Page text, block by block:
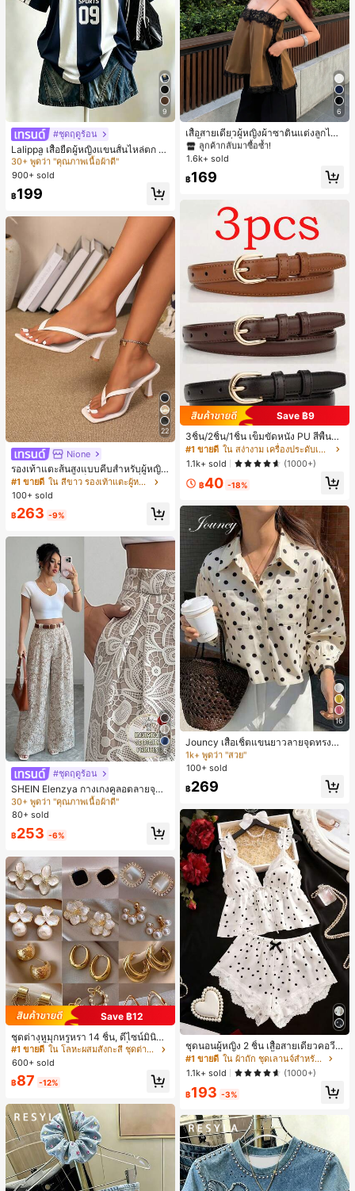
9
#ชุดฤดูร้อน
Lalippa เสื้อยืดผู้หญิงแขนสั้นไหล่ตก ค
อวีปกเสื้อ ลายพิมพ์ดิจิทัลลายทาง สไตล์
สปอร์ตแฟชั่นมินิมอล ของขวัญสำหรับเ
พื่อน
#1 ขายดี ใน หลากสี เสื้อยืดผู้หญิง
30+ พูดว่า "คุณภาพเนื้อผ้าดี"
#1 ขายดี ใน หลากสี เสื้อยืดผู้หญิง
30+ พูดว่า "คุณภาพเนื้อผ้าดี"
#1 ขายดี ใน หลากสี เสื้อยืดผู้หญิง
30+ พูดว่า "คุณภาพเนื้อผ้าดี"
#1 ขายดี
900+ sold
฿199
22
Nione
รองเท้าแตะส้นสูงแบบคีบสำหรับผู้หญิง
สไตล์คลาสสิก สีบล็อก สไตล์แฟรี่ฤดูร้อ
น ส้นเข็ม รองเท้าแตะแบบคีบ รองเท้าแ
ตะชายหาดแฟชั่นสายไขว้ รองเท้าผู้ห
ญิง สำหรับออฟฟิศ บ้าน กลางแจ้ง ดีไซ
น์หัวเหลี่ยม ชิคและหรูหรา สำหรับเดทไ
นท์
#1 ขายดี
ใน สีขาว รองเท้าแตะผู้หญิง
100+ sold
฿263 -9%
5
#ชุดฤดูร้อน
SHEIN Elenzya กางเกงคูลอตลายจุดเ
อวสูงแบบใหม่สำหรับฤดูใบไม้ผลิ/ฤดูร้อ
น, สไตล์หรูหราเหมาะสำหรับใส่ในชีวิต
ทจสำหรับฤดูรับปริญญา, เทศกาลดนตร
#4 ขายดี
ใน หลากสี กางเกงลำลอง
30+ พูดว่า "คุณภาพเนื้อผ้าดี"
#4 ขายดี ใน หลากสี กางเกงลำลอง
30+ พูดว่า "คุณภาพเนื้อผ้าดี"
#4 ขายดี ใน หลากสี กางเกงลำลอง
30+ พูดว่า "คุณภาพเนื้อผ้าดี"
#4 ขายดี
ใน หลากสี กางเกงลำลอง
80+ sold
฿253 -6%
Save ฿12
ชุดต่างหูมุกหรูหรา 14 ชิ้น, ดีไซน์มินิมอ
ลใหม่ที่เป็นเอกลักษณ์ ต่างหูที่สง่างาม
สำหรับผู้หญิง, ของขวัญสำหรับเธอ
#1 ขายดี
ใน โลหะผสมสังกะสี ชุดต่างหูผู้หญิง
600+ sold
฿87 -12%
6
เสื้อสายเดี่ยวผู้หญิงผ้าซาตินแต่งลูกไม้
- เสื้อสายเดี่ยวฤดูร้อนสีคากีมีรอยผ่าด้า
นข้างที่น่าดึงดูดแบบสบายๆ
#1 ขายดี
ใน สีกากี เสื้อสตรี เสื้อเบลาส์ & Tee
ลูกค้ากลับมาซื้อซ้ำ!
100+ พูดว่า "ไม่มีกลิ่น"
#1 ขายดี
ลูกค้ากลับมาซื้อซ้ำ!
100+ พูดว่า "ไม่มีกลิ่น"
#1 ขายดี
ลูกค้ากลับมาซื้อซ้ำ!
100+ พูดว่า "ไม่มีกลิ่น"
#1 ขายดี
ใน สีกากี เสื้อสตรี เสื้อเบลาส์ & Tee
1.6k+ sold
฿169
Save ฿9
3ชิ้น/2ชิ้น/1ชิ้น เข็มขัดหนัง PU สีพื้น
ลำลอง ดีไซน์มินิมอล เหมาะสำหรับผู้ห
ญิงในฤดูร้อน ฤดูใบไม้ร่วง วิทยาเขต ป
ลายฤดูใบไม้ร่วง ฮาโลวีน & คริสต์มาส
ความหรูหราที่เงียบสงบ
#1 ขายดี
ใน สง่างาม เครื่องประดับเข็มขัดและเข็มขัดผู้หญิง
1.1k+ sold
(1000+)
฿40 -18%
16
Jouncy เสื้อเชิ้ตแขนยาวลายจุดทรงหล
วมสำหรับผู้หญิง
#2 ขายดี
ใน กระเป๋า เสื้อเชิ้ตทำงานมีกระเป๋า
1k+ พูดว่า "สวย"
#2 ขายดี
1k+ พูดว่า "สวย"
#2 ขายดี
1k+ พูดว่า "สวย"
#2 ขายดี
ใน กระเป๋า เสื้อเชิ้ตทำงานมีกระเป๋า
100+ sold
฿269
ชุดนอนผู้หญิง 2 ชิ้น เสื้อสายเดี่ยวคอวีลู
กไม้ พร้อมกางเกงขาสั้นแต่งลูกไม้ แต่ง
โบว์ที่เอว ชุดลำลองผู้หญิงนุ่มสบายน่ารั
ก สไตล์เอสเธติก
#1 ขายดี
ใน ผ้าถัก ชุดเลานจ์สำหรับผู้หญิง
1.1k+ sold
(1000+)
฿193 -3%